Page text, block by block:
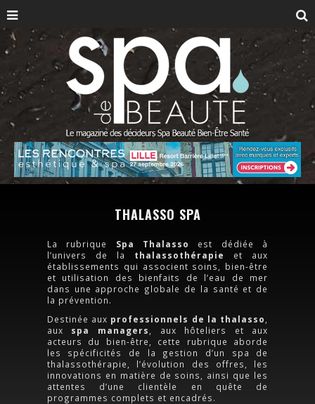
THALASSO SPA
La rubrique Spa Thalasso
est dédiée à
l’univers de la thalassothérapie
et aux
établissements qui associent soins, bien-être
et utilisation des bienfaits de l’eau de mer
dans une approche globale de la santé et de
la prévention.
Destinée aux professionnels de la thalasso
aux spa managers
, aux hôteliers et aux
acteurs du bien-être, cette rubrique aborde
les spécificités de la gestion d’un spa de
thalassothérapie, l’évolution des offres, les
innovations en matière de soins, ainsi que les
attentes d’une clientèle en quête de
programmes complets et encadrés.